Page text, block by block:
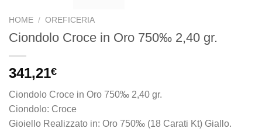
HOME / OREFICERIA
Ciondolo Croce in Oro 750‰ 2,40 gr.
341,21€
Ciondolo Croce in Oro 750‰ 2,40 gr.
Ciondolo: Croce
Gioiello Realizzato in: Oro 750‰ (18 Carati Kt) Giallo.